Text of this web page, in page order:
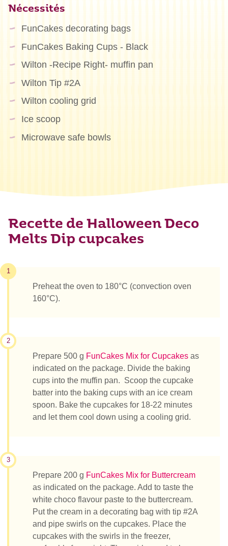
Nécessités
FunCakes decorating bags
FunCakes Baking Cups - Black
Wilton -Recipe Right- muffin pan
Wilton Tip #2A
Wilton cooling grid
Ice scoop
Microwave safe bowls
Recette de Halloween Deco
Melts Dip cupcakes
1
Preheat the oven to 180°C (convection oven
160°C).
2
Prepare 500 g FunCakes Mix for Cupcakes as
indicated on the package. Divide the baking
cups into the muffin pan. Scoop the cupcake
batter into the baking cups with an ice cream
spoon. Bake the cupcakes for 18-22 minutes
and let them cool down using a cooling grid.
3
Prepare 200 g FunCakes Mix for Buttercream
as indicated on the package. Add to taste the
white choco flavour paste to the buttercream.
Put the cream in a decorating bag with tip #2A
and pipe swirls on the cupcakes. Place the
cupcakes with the swirls in the freezer,